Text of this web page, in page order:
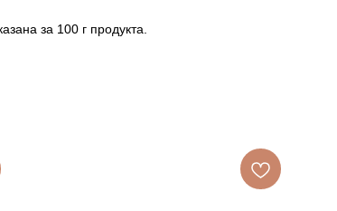
за 100 г продукта.